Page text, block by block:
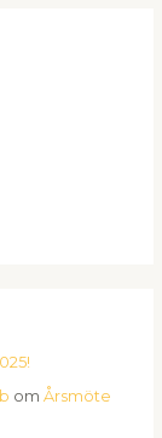
om Årsmöte